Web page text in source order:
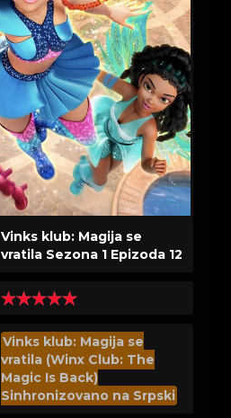
Vinks klub: Magija se
vratila Sezona 1 Epizoda 12
Vinks klub: Magija se
vratila (Winx Club: The
Magic Is Back)
Sinhronizovano na Srpski